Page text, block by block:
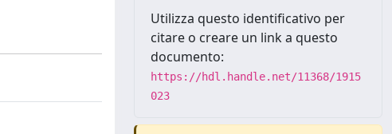
Utilizza questo identificativo per
citare o creare un link a questo
documento:
https://hdl.handle.net/11368/1915
023